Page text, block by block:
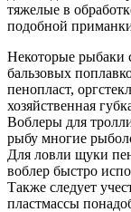
тяжелые в
подобной
Некоторые рыбаки
бальзовых
пенопласт,
хозяйственная
Воблеры для
рыбу многие
Для ловли щуки
воблер быстро
Также следует
пластмассы